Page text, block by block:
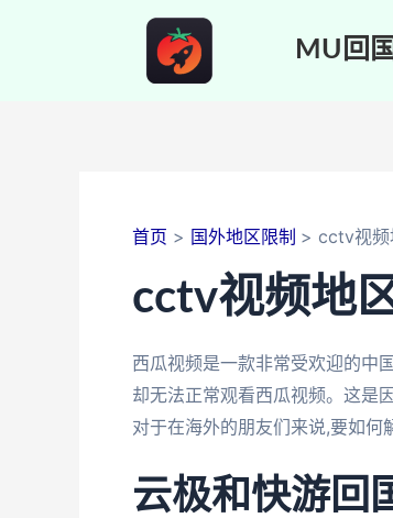
MU回
首页 国外地区限制 cctv视频
cctv视频地
西瓜视频是一款非常受欢迎的中
却无法正常观看西瓜视频。这是
对于在海外的朋友们来说,要如何
云极和快游回